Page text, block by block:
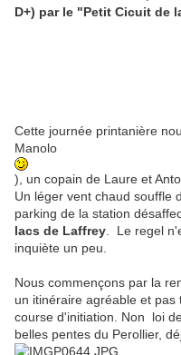
D+) par le "Petit Cicuit de
Cette journée printanière
Manolo
), un copain de Laure et
Un léger vent chaud souffle
parking de la station
lacs de Laffrey . Le regel
inquiète un peu.
Nous commençons par la
un itinéraire agréable et
course d'initiation. Non loi
belles pentes du Perollier,